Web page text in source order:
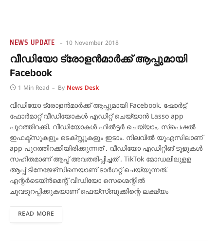
NEWS UPDATE 10 November 2018
വീഡിയോ ട്രോളന്‍മാര്‍ക്ക് ആപ്പുമായി
Facebook
1 Min Read By News Desk
വീഡിയോ ട്രോളന്‍മാര്‍ക്ക് ആപ്പുമായി Facebook. ഷോര്‍ട്ട്
ഫോര്‍മാറ്റ് വീഡിയോകള്‍ എഡിറ്റ് ചെയ്യാന്‍ Lasso app
പുറത്തിറക്കി. വീഡിയോകള്‍ ഫില്‍ട്ടര്‍ ചെയ്യാം, സ്‌പെഷല്‍
ഇഫക്ട്‌സുകളും ടെക്‌സ്റ്റുകളും ഇടാം. നിലവില്‍ യുഎസിലാണ്
app പുറത്തിറക്കിയിരിക്കുന്നത് . വീഡിയോ എഡിറ്റിങ് ടൂളുകള്‍
സഹിതമാണ് ആപ്പ് അവതരിപ്പിച്ചത് . TikTok മോഡലിലുളള
ആപ്പ് ടീനേജേഴ്‌സിനെയാണ് ടാര്‍ഗറ്റ് ചെയ്യുന്നത്.
എന്റര്‍ടെയ്ന്‍മെന്റ് വീഡിയോ സെഗ്മെന്റില്‍
ചുവടുറപ്പിക്കുകയാണ് ഫെയ്‌സ്ബുക്കിന്റെ ലക്ഷ്യം
READ MORE